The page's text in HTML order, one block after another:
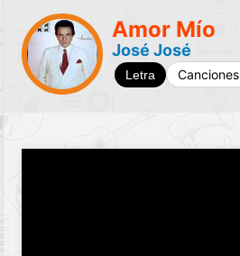
Amor Mío
José José
Letra Canciones